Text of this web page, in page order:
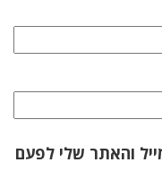
והאתר שלי לפעם